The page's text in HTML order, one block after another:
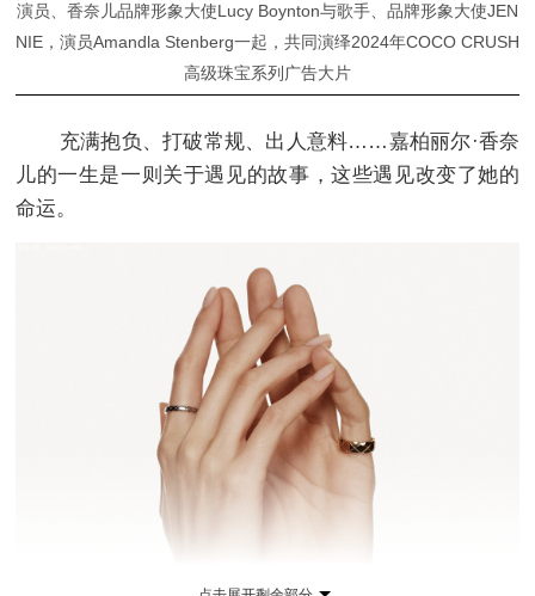
演员、香奈儿品牌形象大使Lucy Boynton与歌手、品牌形象大使JEN
NIE，演员Amandla Stenberg一起，共同演绎2024年COCO CRUSH
高级珠宝系列广告大片
充满抱负、打破常规、出人意料……嘉柏丽尔·香奈
儿的一生是一则关于遇见的故事，这些遇见改变了她的
命运。